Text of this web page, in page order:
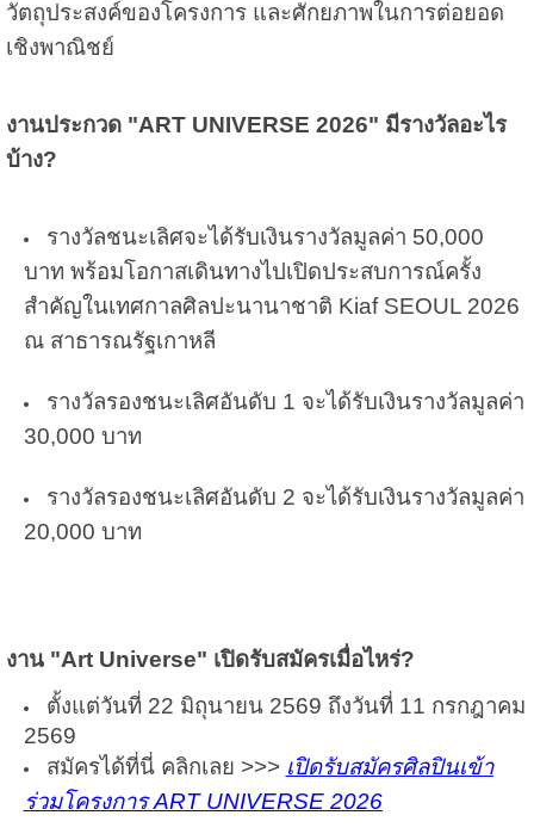
วัตถุประสงค์ของโครงการ และศักยภาพในการต่อยอด
เชิงพาณิชย์
งานประกวด "ART UNIVERSE 2026" มีรางวัลอะไร
บ้าง?
รางวัลชนะเลิศจะได้รับเงินรางวัลมูลค่า 50,000
บาท พร้อมโอกาสเดินทางไปเปิดประสบการณ์ครั้ง
สําคัญในเทศกาลศิลปะนานาชาติ Kiaf SEOUL 2026
ณ สาธารณรัฐเกาหลี
รางวัลรองชนะเลิศอันดับ 1 จะได้รับเงินรางวัลมูลค่า
30,000 บาท
รางวัลรองชนะเลิศอันดับ 2 จะได้รับเงินรางวัลมูลค่า
20,000 บาท
งาน "Art Universe" เปิดรับสมัครเมื่อไหร่?
ตั้งแต่วันที่ 22 มิถุนายน 2569 ถึงวันที่ 11 กรกฎาคม
2569
สมัครได้ที่นี่ คลิกเลย >>> เปิดรับสมัครศิลปินเข้า
ร่วมโครงการART UNIVERSE 2026